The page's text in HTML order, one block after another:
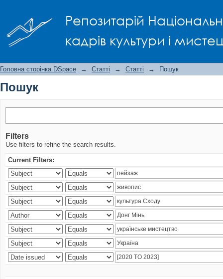
Репозитарій
кадрів культури і
Головна сторінка DSpace → Статті → Статті → Пошук
Пошук
Filters
Use filters to refine the search results.
Current Filters: